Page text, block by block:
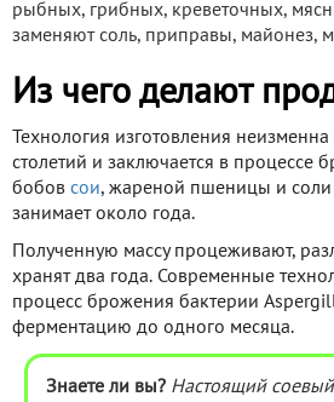
рыбных, грибных, креветочных,
заменяют соль, приправы, майонез,
Из чего делают
Технология изготовления
столетий и заключается в процессе
бобов сои, жареной пшеницы и соли
занимает около года.
Полученную массу процеживают,
хранят два года. Современные
процесс брожения бактерии
ферментацию до одного месяца.
Знаете ли вы? Настоящий соевый